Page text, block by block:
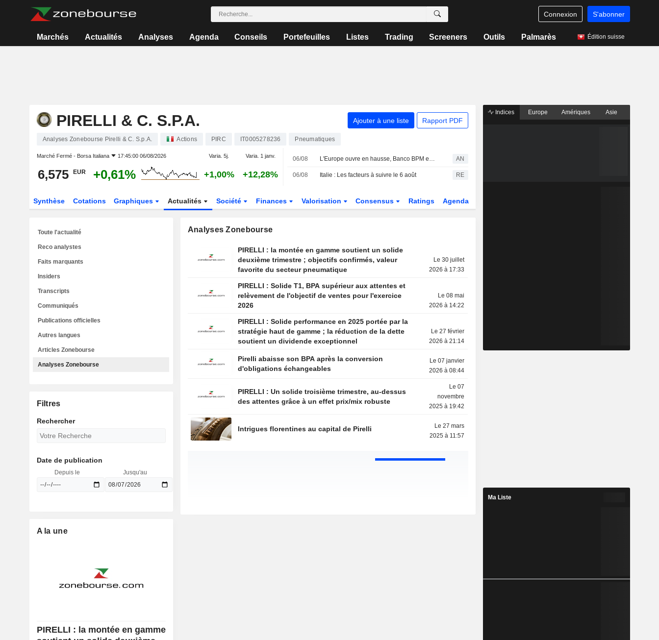
Connexion S'abonner
Marchés Actualités Analyses Agenda Conseils Portefeuilles Listes Trading Screeners Outils Palmarès Édition suisse
PIRELLI & C. S.P.A. Ajouter à une liste Rapport PDF
Analyses Zonebourse Pirelli & C. S.p.A. Actions PIRC IT0005278236 Pneumatiques
Marché Fermé - Borsa Italiana 17:45:00 06/08/2026 Varia. 5j. Varia. 1 janv.
6,575 EUR +0,61% +1,00% +12,28%
06/08 L'Europe ouvre en hausse, Banco BPM en tête à Milan AN
06/08 Italie : Les facteurs à suivre le 6 août RE
Synthèse Cotations Graphiques Actualités Société Finances Valorisation Consensus Ratings Agenda
Analyses Zonebourse
PIRELLI : la montée en gamme soutient un solide
deuxième trimestre ; objectifs confirmés, valeur
favorite du secteur pneumatique
Le 30 juillet
2026 à 17:33
PIRELLI : Solide T1, BPA supérieur aux attentes et
relèvement de l'objectif de ventes pour l'exercice
2026
Le 08 mai
2026 à 14:22
PIRELLI : Solide performance en 2025 portée par la
stratégie haut de gamme ; la réduction de la dette
soutient un dividende exceptionnel
Le 27 février
2026 à 21:14
Pirelli abaisse son BPA après la conversion
d'obligations échangeables
Le 07 janvier
2026 à 08:44
PIRELLI : Un solide troisième trimestre, au-dessus
des attentes grâce à un effet prix/mix robuste
Le 07
novembre
2025 à 19:42
Intrigues florentines au capital de Pirelli
Le 27 mars
2025 à 11:57
Toute l'actualité
Reco analystes
Faits marquants
Insiders
Transcripts
Communiqués
Publications officielles
Autres langues
Articles Zonebourse
Analyses Zonebourse
Filtres
Rechercher
Date de publication
Depuis le Jusqu'au
A la une
PIRELLI : la montée en gamme
Indices Europe Amériques Asie
Ma Liste